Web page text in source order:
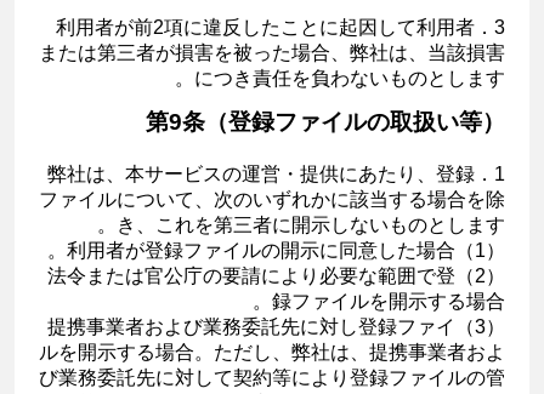
3．利用者が前2項に違反したことに起因して利用者
または第三者が損害を被った場合、弊社は、当該損害
につき責任を負わないものとします。
第9条（登録ファイルの取扱い等）
1．弊社は、本サービスの運営・提供にあたり、登録
ファイルについて、次のいずれかに該当する場合を除
き、これを第三者に開示しないものとします。
（1）利用者が登録ファイルの開示に同意した場合。
（2）法令または官公庁の要請により必要な範囲で登
録ファイルを開示する場合。
（3）提携事業者および業務委託先に対し登録ファイ
ルを開示する場合。ただし、弊社は、提携事業者およ
び業務委託先に対して契約等により登録ファイルの管